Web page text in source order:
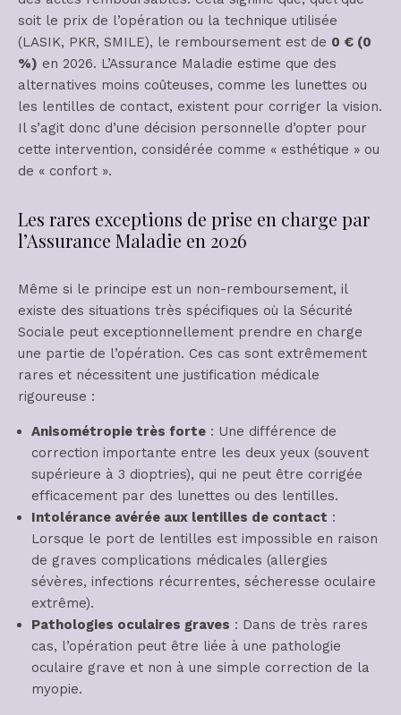
soit le prix de l’opération ou la technique utilisée
(LASIK, PKR, SMILE), le remboursement est de 0 € (0
%) en 2026. L’Assurance Maladie estime que des
alternatives moins coûteuses, comme les lunettes ou
les lentilles de contact, existent pour corriger la vision.
Il s’agit donc d’une décision personnelle d’opter pour
cette intervention, considérée comme « esthétique » ou
de « confort ».
Les rares exceptions de prise en charge par
l’Assurance Maladie en 2026
Même si le principe est un non-remboursement, il
existe des situations très spécifiques où la Sécurité
Sociale peut exceptionnellement prendre en charge
une partie de l’opération. Ces cas sont extrêmement
rares et nécessitent une justification médicale
rigoureuse :
Anisométropie très forte : Une différence de
correction importante entre les deux yeux (souvent
supérieure à 3 dioptries), qui ne peut être corrigée
efficacement par des lunettes ou des lentilles.
Intolérance avérée aux lentilles de contact :
Lorsque le port de lentilles est impossible en raison
de graves complications médicales (allergies
sévères, infections récurrentes, sécheresse oculaire
extrême).
Pathologies oculaires graves : Dans de très rares
cas, l’opération peut être liée à une pathologie
oculaire grave et non à une simple correction de la
myopie.